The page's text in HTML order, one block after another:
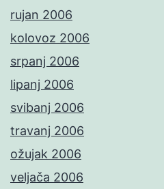
rujan 2006
kolovoz 2006
srpanj 2006
lipanj 2006
svibanj 2006
travanj 2006
ožujak 2006
veljača 2006